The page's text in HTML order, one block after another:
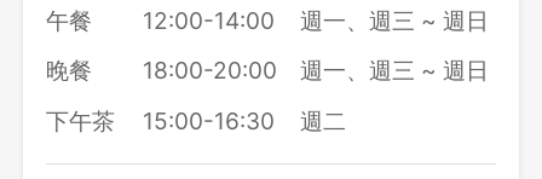
午餐
12:00-14:00
週一、週三 ~ 週日
晚餐
18:00-20:00
週一、週三 ~ 週日
下午茶
15:00-16:30 週二